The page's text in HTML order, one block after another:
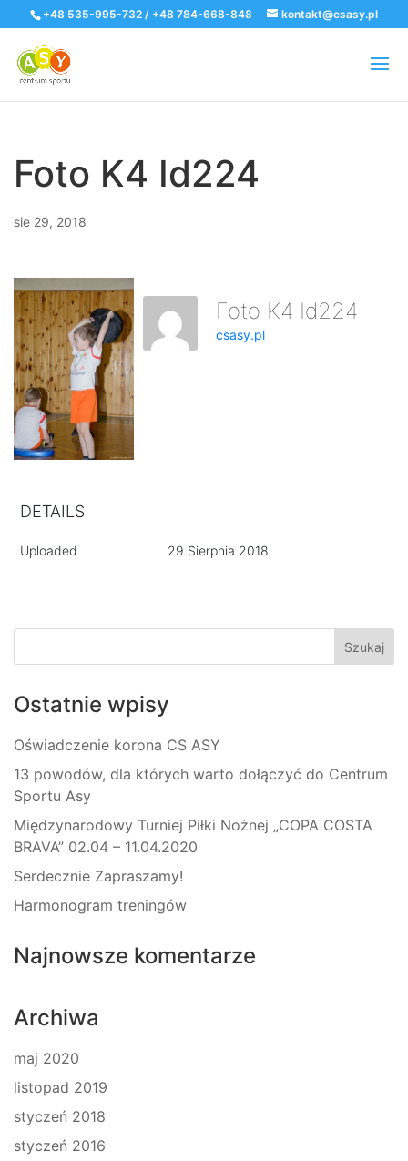
+48 535-995-732 / +48 784-668-848 kontakt@csasy.pl
Foto K4 Id224
sie 29, 2018
Foto K4 Id224
csasy.pl
DETAILS
Uploaded 29 Sierpnia 2018
Ostatnie wpisy
Oświadczenie korona CS ASY
13 powodów, dla których warto dołączyć do Centrum
Sportu Asy
Międzynarodowy Turniej Piłki Nożnej „COPA COSTA
BRAVA” 02.04 – 11.04.2020
Serdecznie Zapraszamy!
Harmonogram treningów
Najnowsze komentarze
Archiwa
maj 2020
listopad 2019
styczeń 2018
styczeń 2016